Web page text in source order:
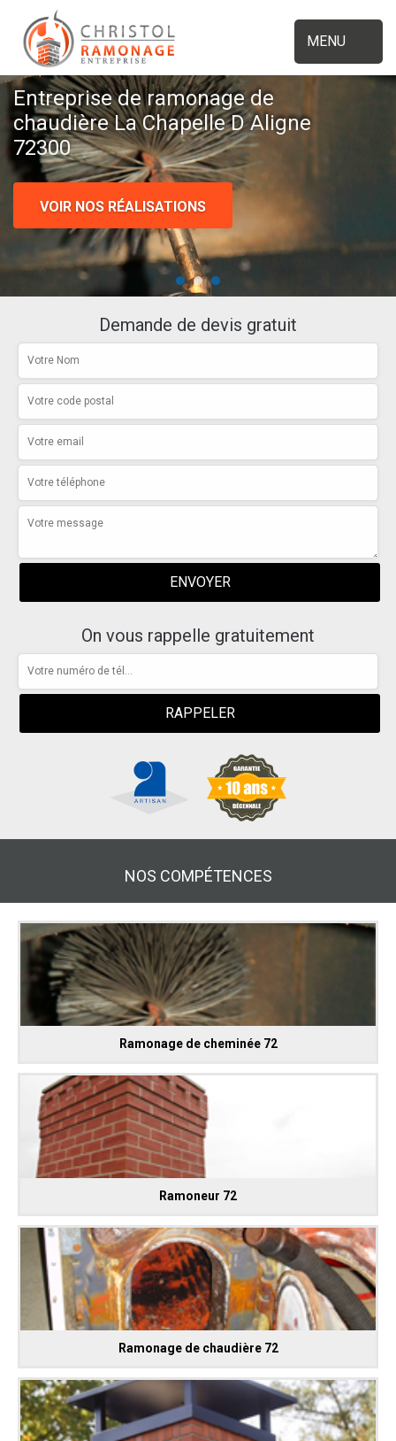
MENU
Entreprise de ramonage de
chaudière La Chapelle D Aligne
72300
VOIR NOS RÉALISATIONS
Demande de devis gratuit
On vous rappelle gratuitement
NOS COMPÉTENCES
Ramonage de cheminée 72
Ramoneur 72
Ramonage de chaudière 72